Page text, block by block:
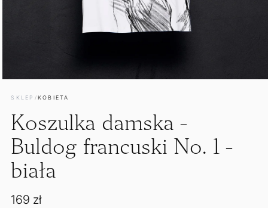
oknie
modalnym
SKLEP /KOBIETA
Koszulka damska -
Buldog francuski No. 1 -
biała
Cena
169 zł